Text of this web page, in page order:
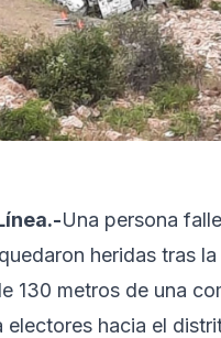
Una persona
heridas tras
130 metros de una
electores hacia el